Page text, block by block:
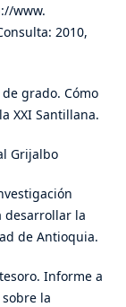
www.
2010,
grado. Cómo
XXI Santillana.
Grijalbo
desarrollar la
de Antioquia.
Informe a
la